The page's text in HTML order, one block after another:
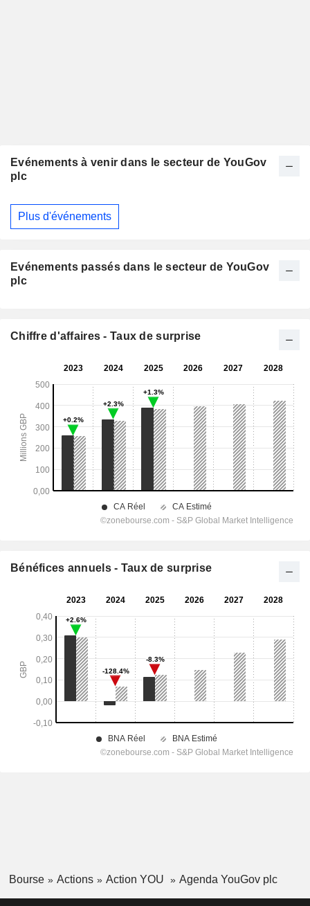
Evénements à venir dans le secteur de YouGov
plc
Plus d'événements
Evénements passés dans le secteur de YouGov
plc
Chiffre d'affaires - Taux de surprise
Bénéfices annuels - Taux de surprise
Bourse Actions Action YOU Agenda YouGov plc